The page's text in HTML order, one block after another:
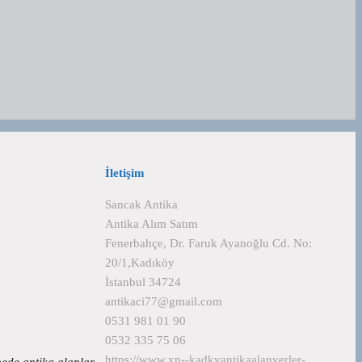
İletişim
Sancak Antika
Antika Alım Satım
Fenerbahçe, Dr. Faruk Ayanoğlu Cd. No:
20/1,Kadıköy
İstanbul 34724
antikaci77@gmail.com
0531 981 01 90
0532 335 75 06